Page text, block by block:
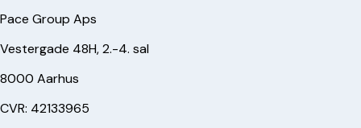
Pace Group Aps
Vestergade 48H, 2.-4. sal
8000 Aarhus
CVR: 42133965